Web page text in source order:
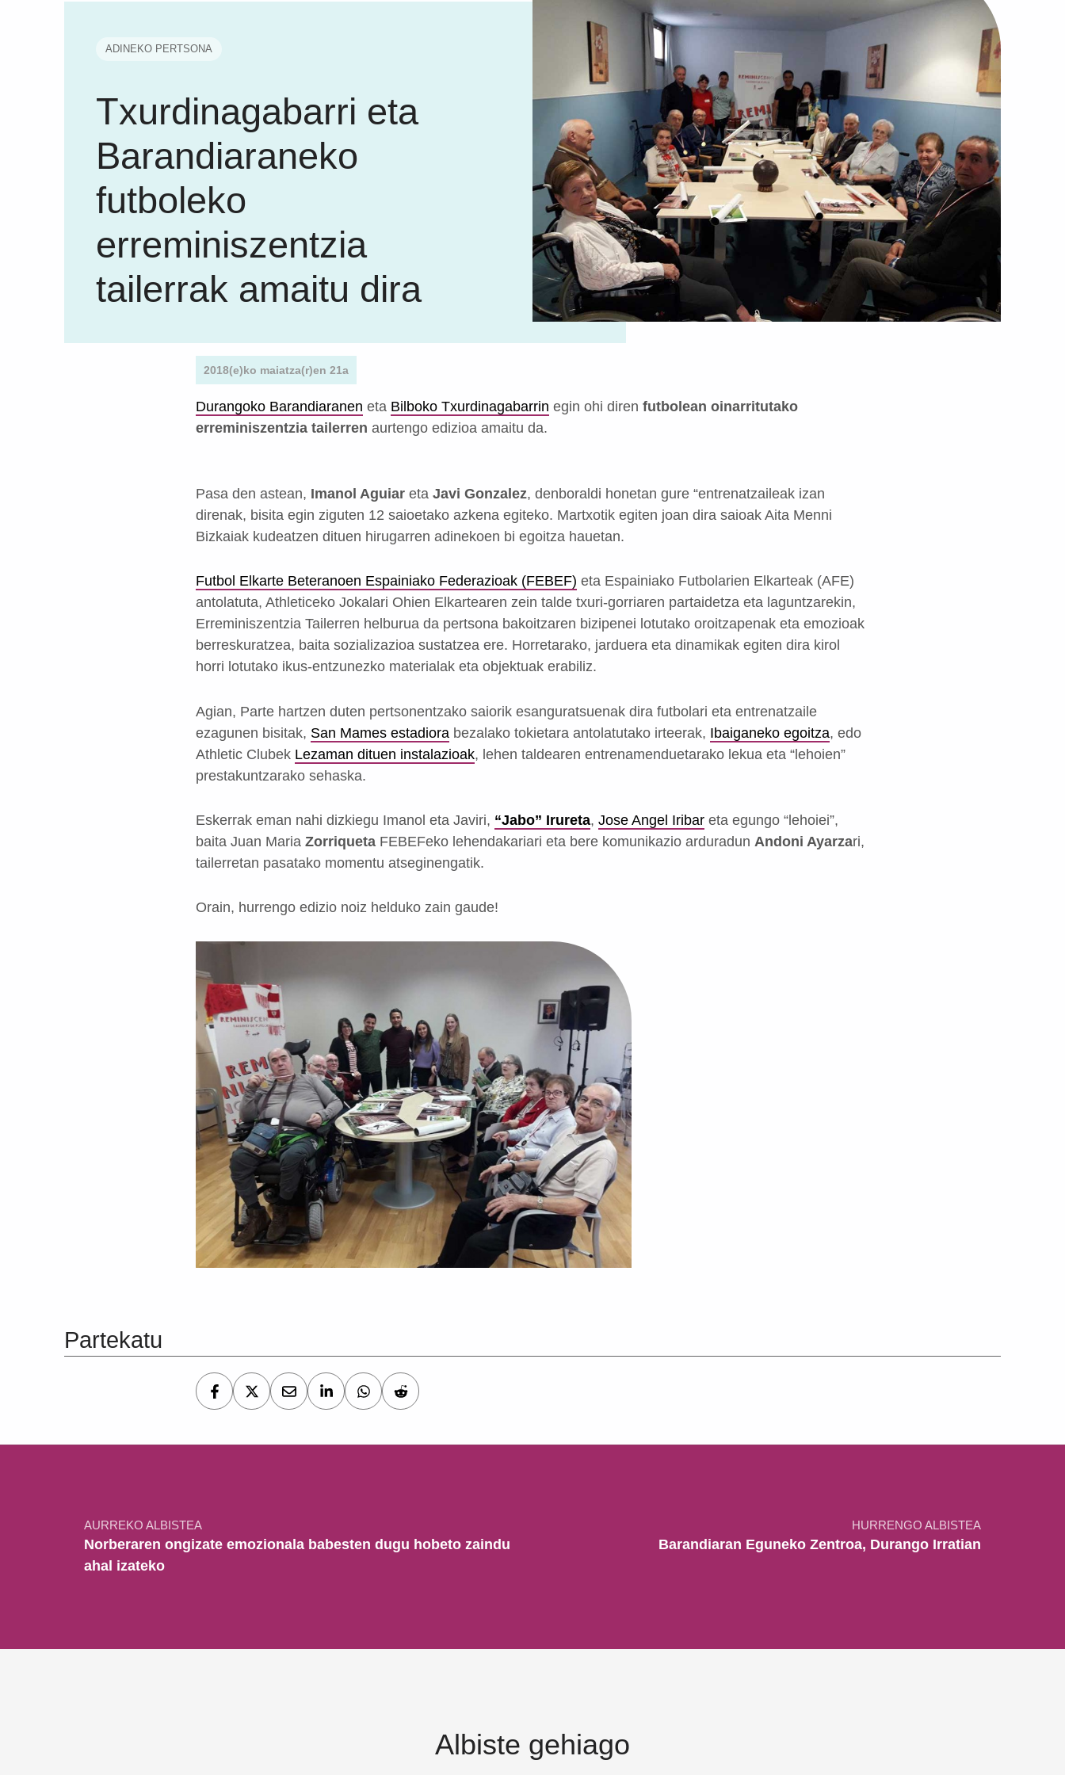
ADINEKO PERTSONA
Txurdinagabarri eta
Barandiaraneko
futboleko
erreminiszentzia
tailerrak amaitu dira
2018(e)ko maiatza(r)en 21a
Durangoko Barandiaranen eta Bilboko Txurdinagabarrin egin ohi diren futbolean oinarritutako
erreminiszentzia tailerren aurtengo edizioa amaitu da.
Pasa den astean, Imanol Aguiar eta Javi Gonzalez, denboraldi honetan gure “entrenatzaileak izan
direnak, bisita egin ziguten 12 saioetako azkena egiteko. Martxotik egiten joan dira saioak Aita Menni
Bizkaiak kudeatzen dituen hirugarren adinekoen bi egoitza hauetan.
Futbol Elkarte Beteranoen Espainiako Federazioak (FEBEF) eta Espainiako Futbolarien Elkarteak (AFE)
antolatuta, Athleticeko Jokalari Ohien Elkartearen zein talde txuri-gorriaren partaidetza eta laguntzarekin,
Erreminiszentzia Tailerren helburua da pertsona bakoitzaren bizipenei lotutako oroitzapenak eta emozioak
berreskuratzea, baita sozializazioa sustatzea ere. Horretarako, jarduera eta dinamikak egiten dira kirol
horri lotutako ikus-entzunezko materialak eta objektuak erabiliz.
Agian, Parte hartzen duten pertsonentzako saiorik esanguratsuenak dira futbolari eta entrenatzaile
ezagunen bisitak, San Mames estadiora bezalako tokietara antolatutako irteerak, Ibaiganeko egoitza, edo
Athletic Clubek Lezaman dituen instalazioak, lehen taldearen entrenamenduetarako lekua eta “lehoien”
prestakuntzarako sehaska.
Eskerrak eman nahi dizkiegu Imanol eta Javiri, “Jabo” Irureta, Jose Angel Iribar eta egungo “lehoiei”,
baita Juan Maria Zorriqueta FEBEFeko lehendakariari eta bere komunikazio arduradun Andoni Ayarzari,
tailerretan pasatako momentu atseginengatik.
Orain, hurrengo edizio noiz helduko zain gaude!
Partekatu
AURREKO ALBISTEA
Norberaren ongizate emozionala babesten dugu hobeto zaindu
ahal izateko
HURRENGO ALBISTEA
Barandiaran Eguneko Zentroa, Durango Irratian
Albiste gehiago